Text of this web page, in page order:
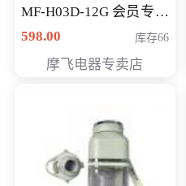
MF-H03D-12G 会员专享
价398元
598.00 库存66
摩飞电器专卖店